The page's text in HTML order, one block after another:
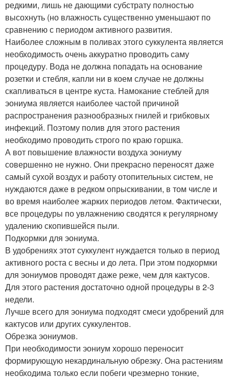
редкими, лишь не дающими субстрату полностью
высохнуть (но влажность существенно уменьшают по
сравнению с периодом активного развития.
Наиболее сложным в поливах этого суккулента является
необходимость очень аккуратно проводить саму
процедуру. Вода не должна попадать на основание
розетки и стебля, капли ни в коем случае не должны
скапливаться в центре куста. Намокание стеблей для
эониума является наиболее частой причиной
распространения разнообразных гнилей и грибковых
инфекций. Поэтому полив для этого растения
необходимо проводить строго по краю горшка.
А вот повышение влажности воздуха эониуму
совершенно не нужно. Они прекрасно переносят даже
самый сухой воздух и работу отопительных систем, не
нуждаются даже в редком опрыскивании, в том числе и
во время наиболее жарких периодов летом. Фактически,
все процедуры по увлажнению сводятся к регулярному
удалению скопившейся пыли.
Подкормки для эониума.
В удобрениях этот суккулент нуждается только в период
активного роста с весны и до лета. При этом подкормки
для эониумов проводят даже реже, чем для кактусов.
Для этого растения достаточно одной процедуры в 2-3
недели.
Лучше всего для эониума подходят смеси удобрений для
кактусов или других суккулентов.
Обрезка эониумов.
При необходимости эониум хорошо переносит
формирующую некардинальную обрезку. Она растениям
необходима только если побеги чрезмерно тонкие,